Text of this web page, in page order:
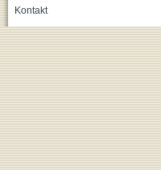
Kontakt